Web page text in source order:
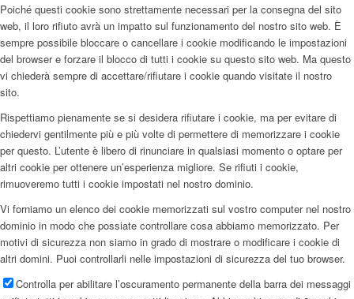
Poiché questi cookie sono strettamente necessari per la consegna del sito
web, il loro rifiuto avrà un impatto sul funzionamento del nostro sito web. È
sempre possibile bloccare o cancellare i cookie modificando le impostazioni
del browser e forzare il blocco di tutti i cookie su questo sito web. Ma questo
vi chiederà sempre di accettare/rifiutare i cookie quando visitate il nostro
sito.
Rispettiamo pienamente se si desidera rifiutare i cookie, ma per evitare di
chiedervi gentilmente più e più volte di permettere di memorizzare i cookie
per questo. L’utente è libero di rinunciare in qualsiasi momento o optare per
altri cookie per ottenere un’esperienza migliore. Se rifiuti i cookie,
rimuoveremo tutti i cookie impostati nel nostro dominio.
Vi forniamo un elenco dei cookie memorizzati sul vostro computer nel nostro
dominio in modo che possiate controllare cosa abbiamo memorizzato. Per
motivi di sicurezza non siamo in grado di mostrare o modificare i cookie di
altri domini. Puoi controllarli nelle impostazioni di sicurezza del tuo browser.
Controlla per abilitare l’oscuramento permanente della barra dei messaggi